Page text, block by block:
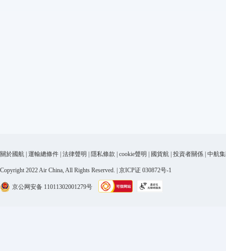
關於國航 | 運輸總條件 | 法律聲明 | 隱私條款 | cookie聲明 | 國貨航 | 投資者關係 | 中航
Copyright 2022 Air China, All Rights Reserved. | 京ICP证 030872号-1
京公网安备 11011302001279号